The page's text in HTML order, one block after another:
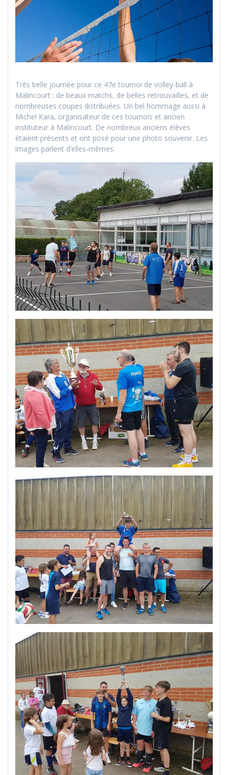
Très belle journée pour ce 47e tournoi de volley-ball à
Malincourt : de beaux matchs, de belles retrouvailles, et de
nombreuses coupes distribuées. Un bel hommage aussi à
Michel Kara, organisateur de ces tournois et ancien
instituteur à Malincourt. De nombreux anciens élèves
étaient présents et ont posé pour une photo souvenir. Les
images parlent d’elles-mêmes.